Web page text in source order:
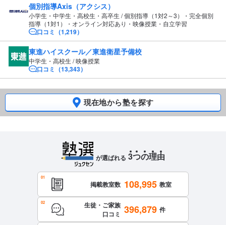
個別指導Axis（アクシス）
小学生・中学生・高校生・高卒生 / 個別指導（1対2～3）・完全個別
指導（1対1）・オンライン対応あり・映像授業・自立学習
口コミ（1,219）
東進ハイスクール／東進衛星予備校
中学生・高校生 / 映像授業
口コミ（13,343）
現在地から塾を探す
が選ばれる 3つの理由
掲載教室数 108,995 教室
生徒・ご家族
口コミ 396,879 件